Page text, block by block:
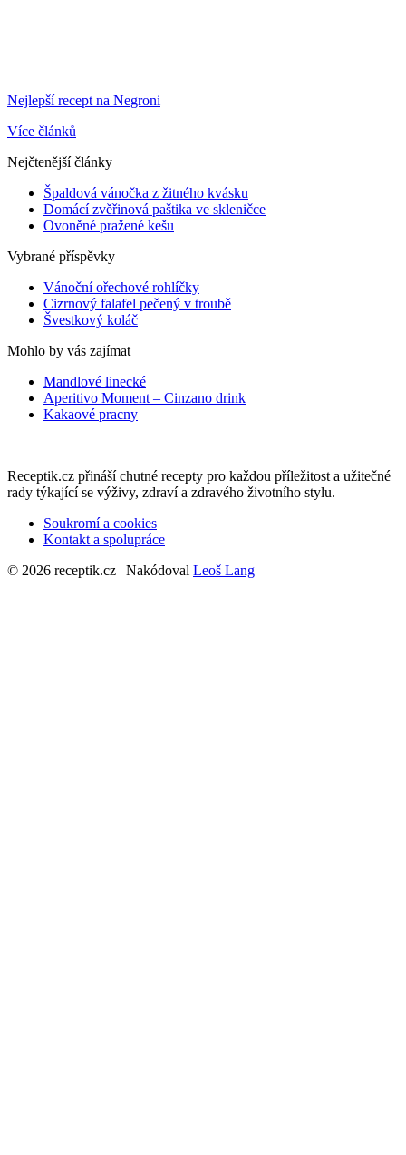
Nejlepší recept na Negroni
Více článků
Nejčtenější články
Špaldová vánočka z žitného kvásku
Domácí zvěřinová paštika ve skleničce
Ovoněné pražené kešu
Vybrané příspěvky
Vánoční ořechové rohlíčky
Cizrnový falafel pečený v troubě
Švestkový koláč
Mohlo by vás zajímat
Mandlové linecké
Aperitivo Moment – Cinzano drink
Kakaové pracny
Receptik.cz přináší chutné recepty pro každou příležitost a užitečné
rady týkající se výživy, zdraví a zdravého životního stylu.
Soukromí a cookies
Kontakt a spolupráce
© 2026 receptik.cz | Nakódoval Leoš Lang